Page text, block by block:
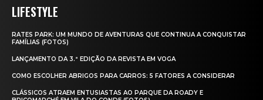
LIFESTYLE
RATES PARK: UM MUNDO DE AVENTURAS QUE CONTINUA A CONQUISTAR
FAMÍLIAS (FOTOS)
LANÇAMENTO DA 3.ª EDIÇÃO DA REVISTA EM VOGA
COMO ESCOLHER ABRIGOS PARA CARROS: 5 FATORES A CONSIDERAR
CLÁSSICOS ATRAEM ENTUSIASTAS AO PARQUE DA ROADY E